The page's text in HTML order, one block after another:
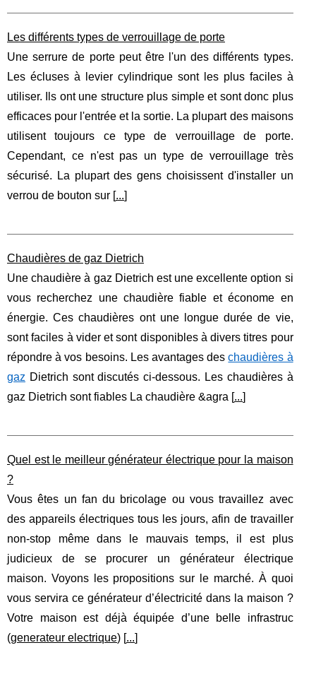
Les différents types de verrouillage de porte
Une serrure de porte peut être l'un des différents types.
Les écluses à levier cylindrique sont les plus faciles à
utiliser. Ils ont une structure plus simple et sont donc plus
efficaces pour l'entrée et la sortie. La plupart des maisons
utilisent toujours ce type de verrouillage de porte.
Cependant, ce n'est pas un type de verrouillage très
sécurisé. La plupart des gens choisissent d'installer un
verrou de bouton sur [...]
Chaudières de gaz Dietrich
Une chaudière à gaz Dietrich est une excellente option si
vous recherchez une chaudière fiable et économe en
énergie. Ces chaudières ont une longue durée de vie,
sont faciles à vider et sont disponibles à divers titres pour
répondre à vos besoins. Les avantages deschaudières à
gaz Dietrich sont discutés ci-dessous. Les chaudières à
gaz Dietrich sont fiables La chaudière &agra [...]
Quel est le meilleur générateur électrique pour la maison
?
Vous êtes un fan du bricolage ou vous travaillez avec
des appareils électriques tous les jours, afin de travailler
non-stop même dans le mauvais temps, il est plus
judicieux de se procurer un générateur électrique
maison. Voyons les propositions sur le marché. À quoi
vous servira ce générateur d’électricité dans la maison ?
Votre maison est déjà équipée d’une belle infrastruc
(generateur electrique) [...]